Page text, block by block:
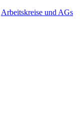
Arbeitskreise und AGs